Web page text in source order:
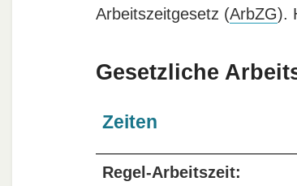
Arbeitszeitgesetz (ArbZG).
Gesetzliche
Zeiten
Regel-Arbeitszeit: